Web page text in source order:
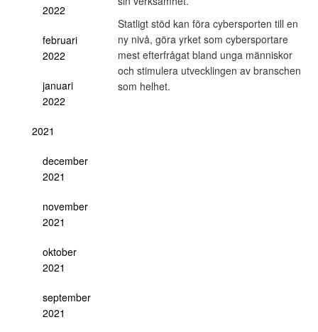
2022
februari
2022
januari
2022
2021
december
2021
november
2021
oktober
2021
september
2021
Statligt stöd kan föra cybersporten till en
ny nivå, göra yrket som cybersportare
mest efterfrågat bland unga människor
och stimulera utvecklingen av branschen
som helhet.